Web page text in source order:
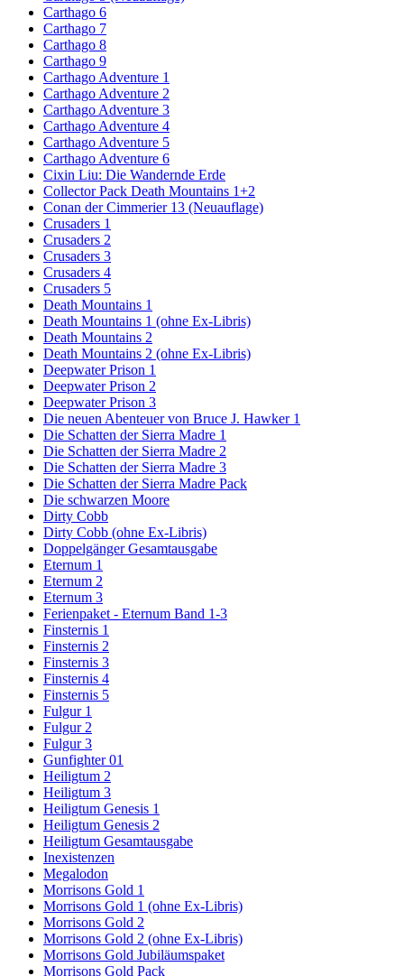
Carthago 6
Carthago 7
Carthago 8
Carthago 9
Carthago Adventure 1
Carthago Adventure 2
Carthago Adventure 3
Carthago Adventure 4
Carthago Adventure 5
Carthago Adventure 6
Cixin Liu: Die Wandernde Erde
Collector Pack Death Mountains 1+2
Conan der Cimmerier 13 (Neuauflage)
Crusaders 1
Crusaders 2
Crusaders 3
Crusaders 4
Crusaders 5
Death Mountains 1
Death Mountains 1 (ohne Ex-Libris)
Death Mountains 2
Death Mountains 2 (ohne Ex-Libris)
Deepwater Prison 1
Deepwater Prison 2
Deepwater Prison 3
Die neuen Abenteuer von Bruce J. Hawker 1
Die Schatten der Sierra Madre 1
Die Schatten der Sierra Madre 2
Die Schatten der Sierra Madre 3
Die Schatten der Sierra Madre Pack
Die schwarzen Moore
Dirty Cobb
Dirty Cobb (ohne Ex-Libris)
Doppelgänger Gesamtausgabe
Eternum 1
Eternum 2
Eternum 3
Ferienpaket - Eternum Band 1-3
Finsternis 1
Finsternis 2
Finsternis 3
Finsternis 4
Finsternis 5
Fulgur 1
Fulgur 2
Fulgur 3
Gunfighter 01
Heiligtum 2
Heiligtum 3
Heiligtum Genesis 1
Heiligtum Genesis 2
Heiligtum Gesamtausgabe
Inexistenzen
Megalodon
Morrisons Gold 1
Morrisons Gold 1 (ohne Ex-Libris)
Morrisons Gold 2
Morrisons Gold 2 (ohne Ex-Libris)
Morrisons Gold Jubiläumspaket
Morrisons Gold Pack